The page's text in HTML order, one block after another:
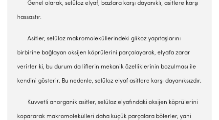
Genel olarak, selüloz elyaf, bazlara karşı dayanıklı, asitlere karşı
hassastır.
Asitler, selüloz makromoleküllerindeki glikoz yapıtaşlarını
birbirine bağlayan oksijen köprülerini parçalayarak, elyafa zarar
verirler ki, bu durum da liflerin mekanik özelliklerinin bozulması ile
kendini gösterir. Bu nedenle, selüloz elyaf asitlere karşı dayanıksızdır.
Kuvvetli anorganik asitler, selüloz elyafındaki oksijen köprülerini
kopararak makromolekülleri daha küçük parçalara bölerler, yani